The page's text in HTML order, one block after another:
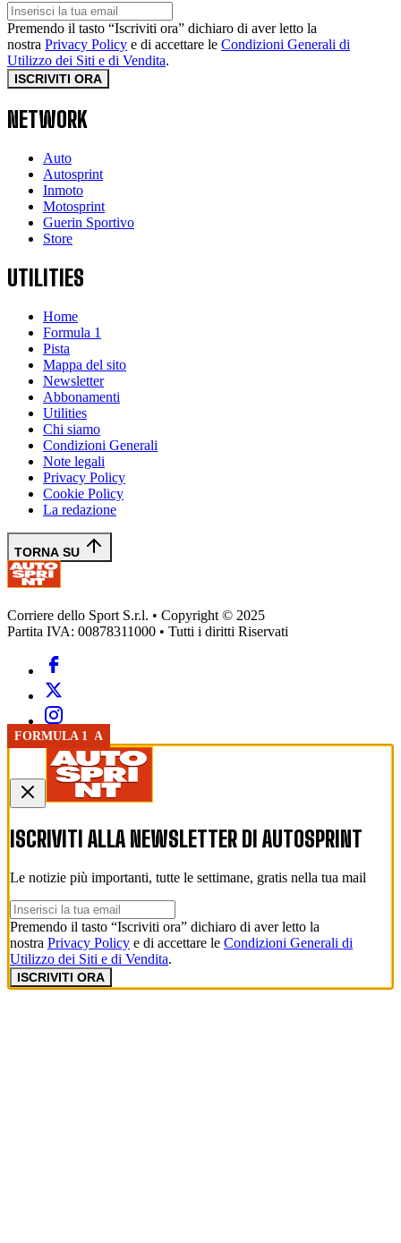
GP UNGHERIA
GP UNGHERIA
FORMULA 1
GP UNGHERIA
GP UNGHERIA
GP UNGHERIA
GP UNGHERIA
FORMULA 1
Premendo il tasto “Iscriviti ora” dichiaro di aver letto la
nostra Privacy Policy e di accettare le Condizioni Generali di
Utilizzo dei Siti e di Vendita.
ISCRIVITI ORA
NETWORK
Auto
Autosprint
Inmoto
Motosprint
Guerin Sportivo
Store
UTILITIES
Home
Formula 1
Pista
Mappa del sito
Newsletter
Abbonamenti
Utilities
Chi siamo
Condizioni Generali
Note legali
Privacy Policy
Cookie Policy
La redazione
TORNA SU
Corriere dello Sport S.r.l. • Copyright © 2025
Partita IVA: 00878311000 • Tutti i diritti Riservati
ISCRIVITI ALLA NEWSLETTER DI AUTOSPRINT
Le notizie più importanti, tutte le settimane, gratis nella tua mail
Premendo il tasto “Iscriviti ora” dichiaro di aver letto la
nostra Privacy Policy e di accettare le Condizioni Generali di
Utilizzo dei Siti e di Vendita.
ISCRIVITI ORA